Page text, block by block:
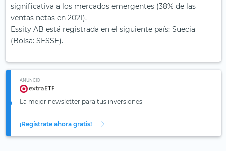
significativa a los mercados emergentes (38% de las
ventas netas en 2021).
Essity AB está registrada en el siguiente país: Suecia
(Bolsa: SESSE).
ANUNCIO
La mejor newsletter para tus inversiones
¡Regístrate ahora gratis!